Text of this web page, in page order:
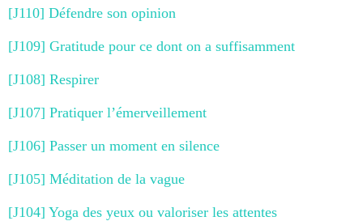
[J110] Défendre son opinion
[J109] Gratitude pour ce dont on a suffisamment
[J108] Respirer
[J107] Pratiquer l’émerveillement
[J106] Passer un moment en silence
[J105] Méditation de la vague
[J104] Yoga des yeux ou valoriser les attentes